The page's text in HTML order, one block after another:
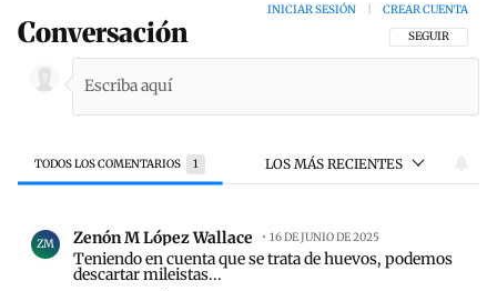
Conversación SIGA ESTA
SEGUIR
INICIAR SESIÓN CREAR CUENTA
TODOS LOS COMENTARIOS 1 LOS MÁS RECIENTES
Todos los comentarios
ZM Zenón M López Wallace 16 DE JUNIO DE 2025
Teniendo en cuenta que se trata de huevos, podemos
descartar mileistas...